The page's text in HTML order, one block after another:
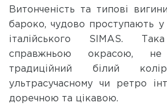
Витонченість та типові
бароко, чудово проступають у
італійського SIMAS.
справжньою окрасою,
традиційний білий
ультрасучасному чи ретро
доречною та цікавою.